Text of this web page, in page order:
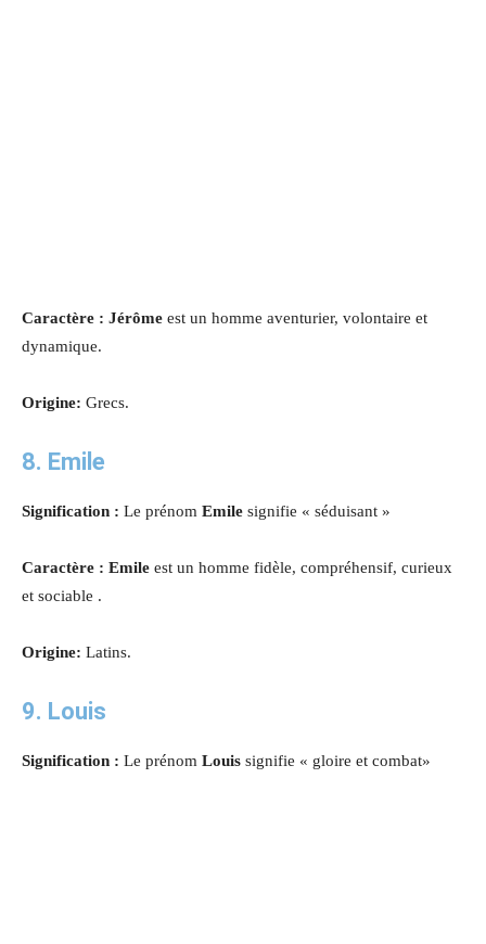
Caractère : Jérôme est un homme aventurier, volontaire et
dynamique.
Origine: Grecs.
8. Emile
Signification : Le prénom Emile signifie « séduisant »
Caractère : Emile est un homme fidèle, compréhensif, curieux
et sociable .
Origine: Latins.
9. Louis
Signification : Le prénom Louis signifie « gloire et combat»